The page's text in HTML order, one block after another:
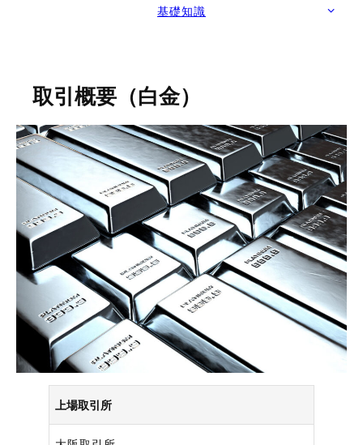
基礎知識
取引概要（白金）
上場取引所